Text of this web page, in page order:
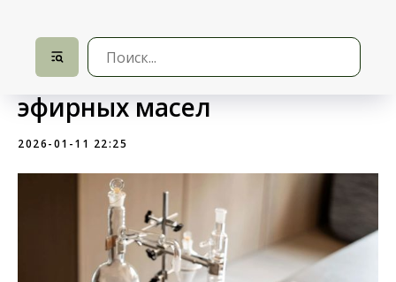
Состав и компоненты
эфирных масел
2026-01-11 22:25